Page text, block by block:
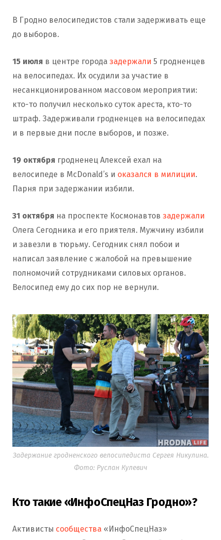
В Гродно велосипедистов стали задерживать еще
до выборов.
15 июля в центре города задержали 5 гродненцев
на велосипедах. Их осудили за участие в
несанкционированном массовом мероприятии:
кто-то получил несколько суток ареста, кто-то
штраф. Задерживали гродненцев на велосипедах
и в первые дни после выборов, и позже.
19 октября гродненец Алексей ехал на
велосипеде в McDonald’s и оказался в милиции.
Парня при задержании избили.
31 октября на проспекте Космонавтов задержали
Олега Сегодника и его приятеля. Мужчину избили
и завезли в тюрьму. Сегодник снял побои и
написал заявление с жалобой на превышение
полномочий сотрудниками силовых органов.
Велосипед ему до сих пор не вернули.
Задержание гродненского велосипедиста Сергея Никулина.
Фото: Руслан Кулевич
Кто такие «ИнфоСпецНаз Гродно»?
Активисты сообщества «ИнфоСпецНаз»